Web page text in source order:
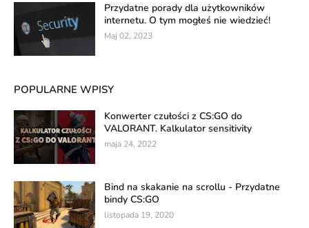
Przydatne porady dla użytkowników
internetu. O tym mogłeś nie wiedzieć!
Maj 02, 2023
POPULARNE WPISY
Konwerter czułości z CS:GO do
VALORANT. Kalkulator sensitivity
maja 24, 2022
Bind na skakanie na scrollu - Przydatne
bindy CS:GO
listopada 19, 2020